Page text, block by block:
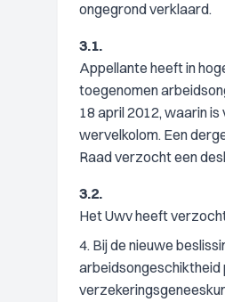
ongegrond verklaard.
3.1.
Appellante heeft in
toegenomen
18 april 2012, waarin
wervelkolom. Een
Raad verzocht een
3.2.
Het Uwv heeft
4. Bij de nieuwe
arbeidsongeschiktheid